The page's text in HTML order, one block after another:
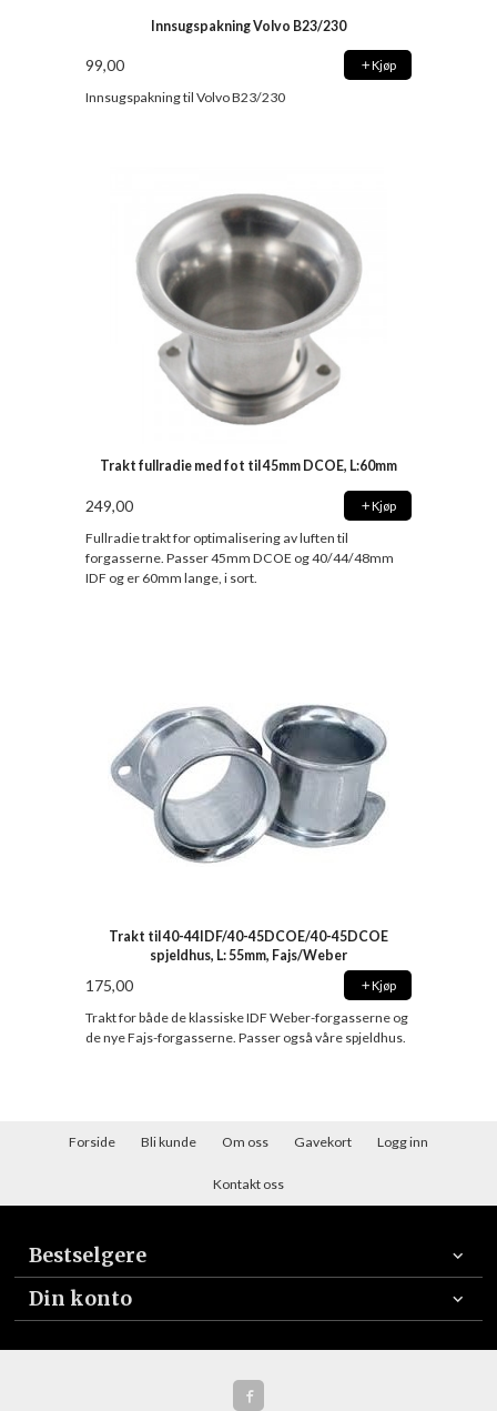
Innsugspakning Volvo B23/230
99,00 Kjøp
Innsugspakning til Volvo B23/230
Trakt fullradie med fot til 45mm DCOE, L:60mm
249,00 Kjøp
Fullradie trakt for optimalisering av luften til
forgasserne. Passer 45mm DCOE og 40/44/48mm
IDF og er 60mm lange, i sort.
Trakt til 40-44IDF/40-45DCOE/40-45DCOE
spjeldhus, L: 55mm, Fajs/Weber
175,00 Kjøp
Trakt for både de klassiske IDF Weber-forgasserne og
de nye Fajs-forgasserne. Passer også våre spjeldhus.
Forside Bli kunde Om oss Gavekort Logg inn
Kontakt oss
Bestselgere
Din konto